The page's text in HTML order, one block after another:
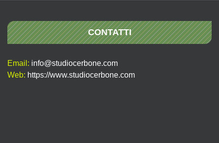
CONTATTI
Email: info@studiocerbone.com
Web: https://www.studiocerbone.com